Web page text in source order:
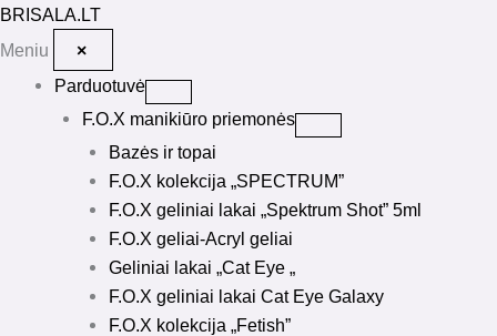
BRISALA.LT
Meniu
×
Parduotuvė
F.O.X manikiūro priemonės
Bazės ir topai
F.O.X kolekcija „SPECTRUM”
F.O.X geliniai lakai „Spektrum Shot” 5ml
F.O.X geliai-Acryl geliai
Geliniai lakai „Cat Eye „
F.O.X geliniai lakai Cat Eye Galaxy
F.O.X kolekcija „Fetish”
Pereiti
prie